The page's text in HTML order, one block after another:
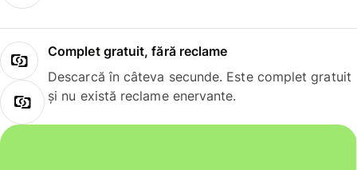
Complet gratuit, fără reclame
Descarcă în câteva secunde. Este complet gratuit
și nu există reclame enervante.